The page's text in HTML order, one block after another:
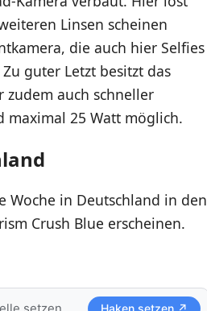
Linsen scheinen
die auch hier Selfies
guter Letzt besitzt das
zudem auch schneller
maximal 25 Watt möglich.
Woche in Deutschland in den
Crush Blue erscheinen.